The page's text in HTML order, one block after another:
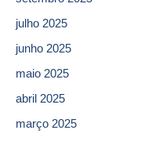
julho 2025
junho 2025
maio 2025
abril 2025
março 2025